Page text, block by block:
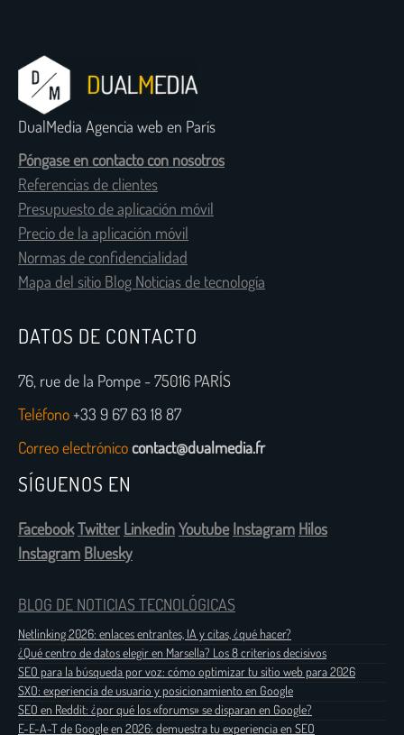
DualMedia Agencia web en París
Póngase en contacto con nosotros
Referencias de clientes
Presupuesto de aplicación móvil
Precio de la aplicación móvil
Normas de confidencialidad
Mapa del sitio Blog Noticias de tecnología
DATOS DE CONTACTO
76, rue de la Pompe - 75016 PARÍS
Teléfono+33 9 67 63 18 87
Correo electrónicocontact@dualmedia.fr
SÍGUENOS EN
FacebookTwitter LinkedinYoutube Instagram Hilos
Instagram Bluesky
BLOG DE NOTICIAS TECNOLÓGICAS
Netlinking 2026: enlaces entrantes, IA y citas, ¿qué hacer?
¿Qué centro de datos elegir en Marsella? Los 8 criterios decisivos
SEO para la búsqueda por voz: cómo optimizar tu sitio web para 2026
SXO: experiencia de usuario y posicionamiento en Google
SEO en Reddit: ¿por qué los «forums» se disparan en Google?
E-E-A-T de Google en 2026: demuestra tu experiencia en SEO